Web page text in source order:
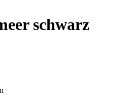
schwarz